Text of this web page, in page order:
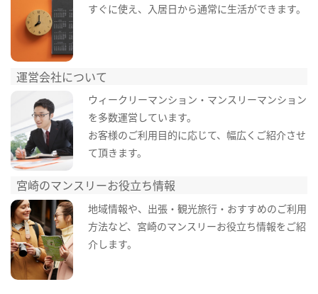
すぐに使え、入居日から通常に生活ができます。
運営会社について
ウィークリーマンション・マンスリーマンション
を多数運営しています。
お客様のご利用目的に応じて、幅広くご紹介させ
て頂きます。
宮崎のマンスリーお役立ち情報
地域情報や、出張・観光旅行・おすすめのご利用
方法など、宮崎のマンスリーお役立ち情報をご紹
介します。